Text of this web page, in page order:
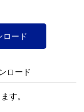
ロード
ロード
す。